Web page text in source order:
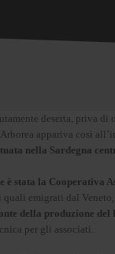
deserta, priva
appariva così
nella Sardegna
è stata la Cooperativa
emigrati dal
della produzione
per gli associati.